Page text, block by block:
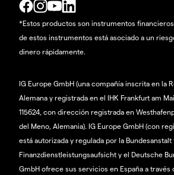
*Estos productos son instrumentos
de estos instrumentos está asociado a un
dinero rápidamente.
IG Europe GmbH (una compañía inscrita en la
Alemana y registrada en el IHK Frankfurt am
115624, con dirección registrada en
del Meno, Alemania). IG Europe GmbH (con
está autorizada y regulada por la Bundesanstalt
Finanzdienstleistungsaufsicht y el Deutsche
GmbH ofrece sus servicios en España a través